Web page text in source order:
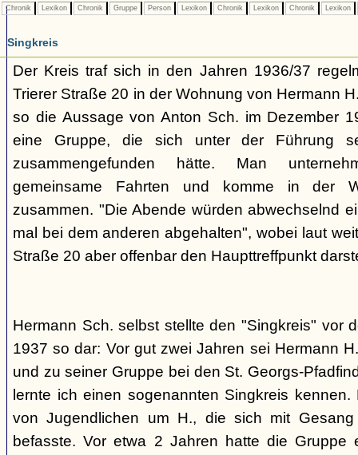
Chronik Lexikon Chronik Gruppe Person Lexikon Chronik Lexikon Chronik Lexikon
Singkreis
Der Kreis traf sich in den Jahren 1936/37
Trierer Straße 20 in der Wohnung von Hermann
so die Aussage von Anton Sch. im Dezember
eine Gruppe, die sich unter der Führung
zusammengefunden hätte. Man
gemeinsame Fahrten und komme in der
zusammen. "Die Abende würden abwechselnd
mal bei dem anderen abgehalten", wobei laut
Straße 20 aber offenbar den Haupttreffpunkt
Hermann Sch. selbst stellte den "Singkreis" vor
1937 so dar: Vor gut zwei Jahren sei Hermann
und zu seiner Gruppe bei den St. Georgs-
lernte ich einen sogenannten Singkreis
von Jugendlichen um H., die sich mit
befasste. Vor etwa 2 Jahren hatte die Gruppe